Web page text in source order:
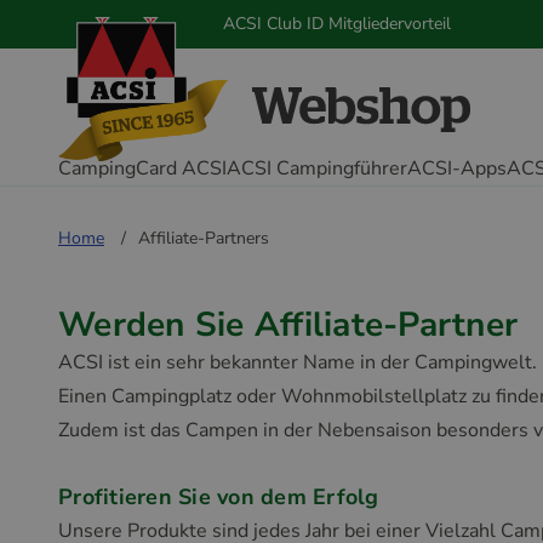
ACSI Club ID Mitgliedervorteil
CampingCard ACSIACSI CampingführerACSI-Apps
Home Affiliate-Partners
Werden Sie Affiliate-Partner
ACSI ist ein sehr bekannter Name in der
Einen Campingplatz oder Wohnmobilstellplatz zu
Zudem ist das Campen in der Nebensaison
Profitieren Sie von dem Erfolg
Unsere Produkte sind jedes Jahr bei einer Vielzahl